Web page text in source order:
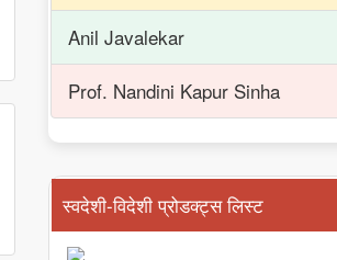
Anil Javalekar
Prof. Nandini Kapur Sinha
स्वदेशी-विदेशी प्रोडक्ट्स लिस्ट